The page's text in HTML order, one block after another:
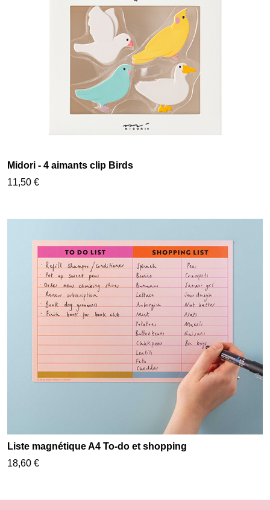
Midori - 4 aimants clip Birds
11,50 €
Liste magnétique A4 To-do et shopping
18,60 €